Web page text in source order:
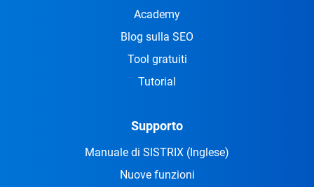
Academy
Blog sulla SEO
Tool gratuiti
Tutorial
Supporto
Manuale di SISTRIX (Inglese)
Nuove funzioni